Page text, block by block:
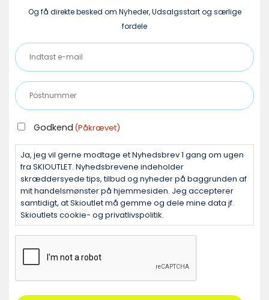
Og få direkte besked om Nyheder, Udsalgsstart og særlige
fordele
Indtast
e-
mail
(Påkrævet)
Postnummer
(Påkrævet)
GODKEND
(PÅKRÆVET)
Godkend (Påkrævet)
Ja, jeg vil gerne modtage et Nyhedsbrev 1 gang om ugen
fra SKIOUTLET. Nyhedsbrevene indeholder
skræddersyede tips, tilbud og nyheder på baggrunden af
mit handelsmønster på hjemmesiden. Jeg accepterer
samtidigt, at Skioutlet må gemme og dele mine data jf.
Skioutlets cookie- og privatlivspolitik.